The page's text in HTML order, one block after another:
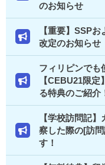
のお知らせ
【重要】SSP
改定のお知らせ
フィリピンでも
【CEBU21限
る特典のご紹介
【学校訪問記
察した際の[訪
す！